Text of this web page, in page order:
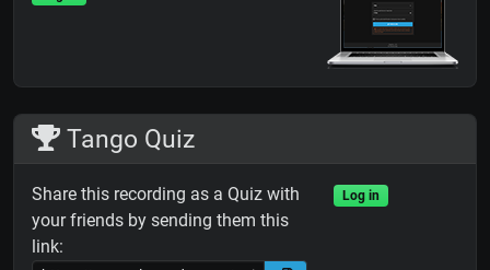
Tango Quiz
Share this recording as a Quiz with
your friends by sending them this
link:
Log in